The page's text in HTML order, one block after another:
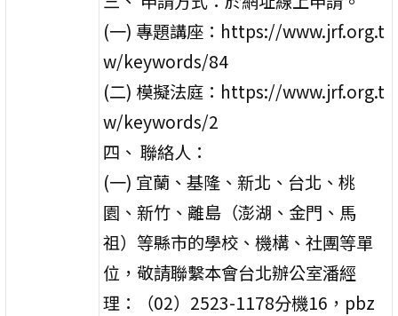
(一) 專題講座：https://www.jrf.org.t
w/keywords/84
(二) 模擬法庭：https://www.jrf.org.t
w/keywords/2
四、 聯絡人：
(一) 宜蘭、基隆、新北、台北、桃
園、新竹、離島（澎湖、金門、馬
祖）等縣市的學校、機構、社團等單
位，敬請聯繫本會台北辦公室潘經
理：（02）2523-1178分機16，pbz